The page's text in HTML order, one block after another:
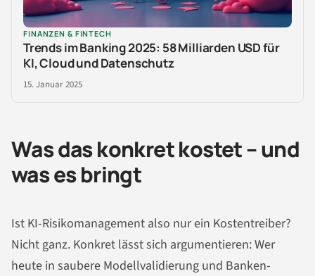
FINANZEN & FINTECH
Trends im Banking 2025: 58 Milliarden USD für
KI, Cloud und Datenschutz
15. Januar 2025
Was das konkret kostet – und
was es bringt
Ist KI-Risikomanagement also nur ein Kostentreiber?
Nicht ganz. Konkret lässt sich argumentieren: Wer
heute in saubere Modellvalidierung und Banken-